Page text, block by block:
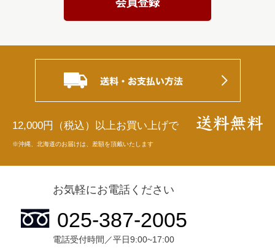
会員登録
12,000円（税込）以上お買い上げで
※沖縄、北海道のお届けは、差額を頂戴いたします
お気軽にお電話ください
電話受付時間／平日9:00~17:00